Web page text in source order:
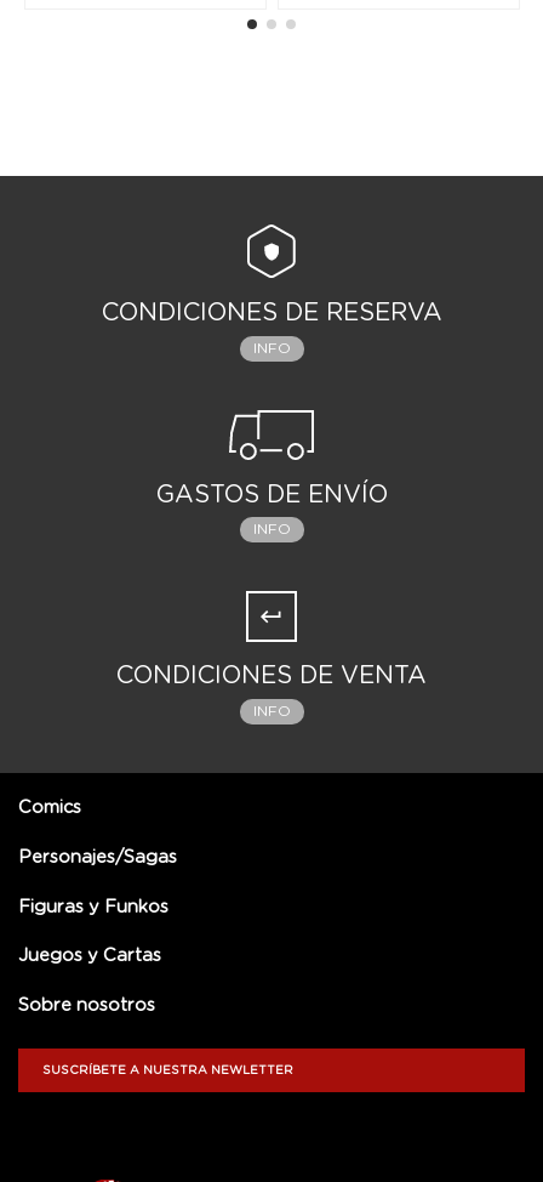
CONDICIONES DE RESERVA
INFO
GASTOS DE ENVÍO
INFO
CONDICIONES DE VENTA
INFO
Comics
Personajes/Sagas
Figuras y Funkos
Juegos y Cartas
Sobre nosotros
SUSCRÍBETE A NUESTRA NEWLETTER